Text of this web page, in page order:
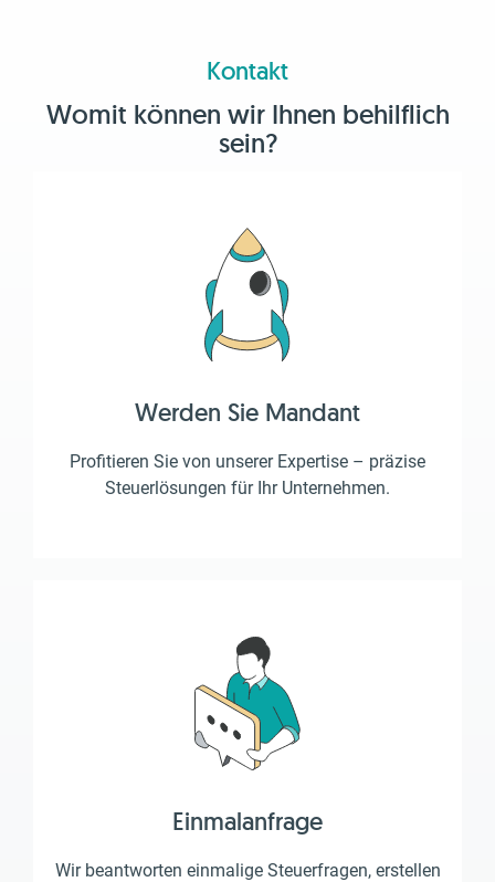
Kontakt
Womit können wir Ihnen behilflich
sein?
Werden Sie Mandant
Profitieren Sie von unserer Expertise – präzise
Steuerlösungen für Ihr Unternehmen.
Einmalanfrage
Wir beantworten einmalige Steuerfragen, erstellen